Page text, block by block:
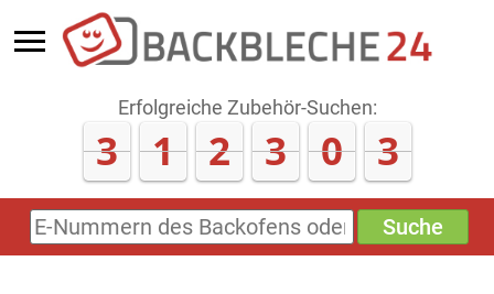
Erfolgreiche Zubehör-Suchen:
3 1 2 3 1 0
E-
Nummern
Suche